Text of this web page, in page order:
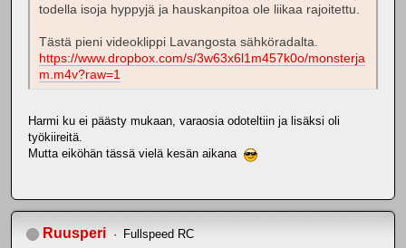
todella isoja hyppyjä ja hauskanpitoa ole liikaa rajoitettu.
Tästä pieni videoklippi Lavangosta sähköradalta.
https://www.dropbox.com/s/3w63x6l1m457k0o/monsterja
m.m4v?raw=1
Harmi ku ei päästy mukaan, varaosia odoteltiin ja lisäksi oli
työkiireitä.
Mutta eiköhän tässä vielä kesän aikana
Ruusperi Fullspeed RC